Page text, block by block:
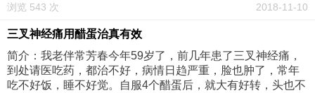
浏览 543 次 2018-11-10
三叉神经痛用醋蛋治真有效
简介：我老伴常芳春今年59岁了，前几年患了三叉神经痛，
到处请医吃药，都治不好，病情日趋严重，脸也肿了，常年
吃不好饭，睡不好觉。自服4个醋蛋后，就大有好转，头也不